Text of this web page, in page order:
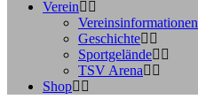
Verein
Vereinsinformationen
Geschichte
Sportgelände
TSV Arena
Shop